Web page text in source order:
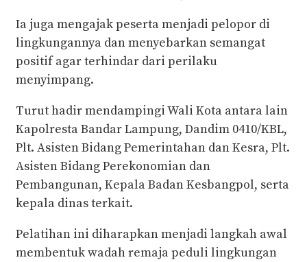
Ia juga mengajak peserta menjadi pelopor di
lingkungannya dan menyebarkan semangat
positif agar terhindar dari perilaku
menyimpang.
Turut hadir mendampingi Wali Kota antara lain
Kapolresta Bandar Lampung, Dandim 0410/KBL,
Plt. Asisten Bidang Pemerintahan dan Kesra, Plt.
Asisten Bidang Perekonomian dan
Pembangunan, Kepala Badan Kesbangpol, serta
kepala dinas terkait.
Pelatihan ini diharapkan menjadi langkah awal
membentuk wadah remaja peduli lingkungan